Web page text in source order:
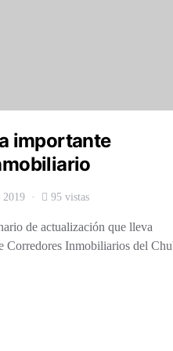
importante
95 vistas
de actualización que lleva
Corredores Inmobiliarios del